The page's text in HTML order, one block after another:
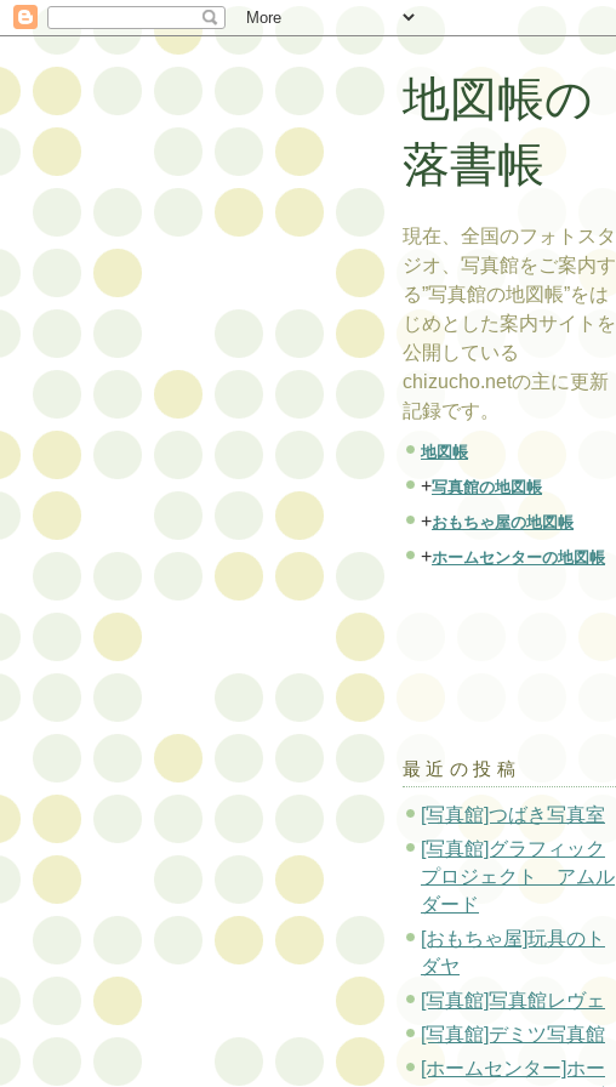
地図帳の
落書帳
現在、全国のフォトスタ
ジオ、写真館をご案内す
る”写真館の地図帳”をは
じめとした案内サイトを
公開している
chizucho.netの主に更新
記録です。
地図帳
+写真館の地図帳
+おもちゃ屋の地図帳
+ホームセンターの地図帳
最近の投稿
[写真館]つばき写真室
[写真館]グラフィック
プロジェクト アムル
ダード
[おもちゃ屋]玩具のト
ダヤ
[写真館]写真館レヴェ
[写真館]デミツ写真館
[ホームセンター]ホー